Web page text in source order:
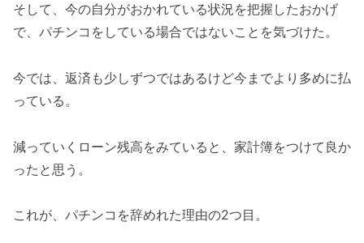
そして、今の自分がおかれている状況を把握したおかげ
で、パチンコをしている場合ではないことを気づけた。
今では、返済も少しずつではあるけど今までより多めに払
っている。
減っていくローン残高をみていると、家計簿をつけて良か
ったと思う。
これが、パチンコを辞めれた理由の2つ目。